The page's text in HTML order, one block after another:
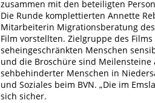
zusammen mit den beteiligten
Die Runde komplettierten Annette
Mitarbeiterin Migrationsberatung
Film vorstellten. Zielgruppe des
seheingeschränkten Menschen
und die Broschüre sind
sehbehinderter Menschen in
und Soziales beim BVN. „Die im
sich sicher.